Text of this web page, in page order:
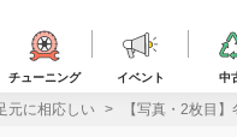
チューニング イベント 中
元に相応しい 【写真・2枚目